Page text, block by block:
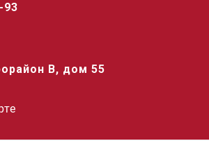
93
В, дом 55